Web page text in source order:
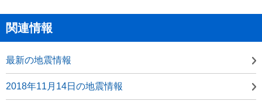
関連情報
最新の地震情報
2018年11月14日の地震情報